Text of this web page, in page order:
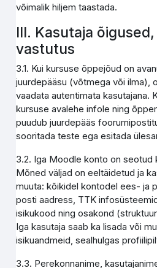
võimalik hiljem taastada.
III. Kasutaja
vastutus
3.1. Kui kursuse õppejõud on
juurdepääsu (võtmega või ilma),
vaadata autentimata kasutajana.
kursuse avalehe infole ning
puudub juurdepääs
sooritada teste ega esitada
3.2. Iga Moodle konto on seotud
Mõned väljad on eeltäidetud ja
muuta: kõikidel kontodel ees- ja
posti aadress, TTK
isikukood ning osakond
Iga kasutaja saab ka lisada või
isikuandmeid, sealhulgas
3.3. Perekonnanime,